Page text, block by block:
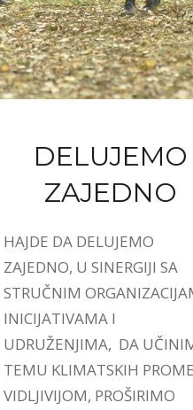
DELUJEMO
ZAJEDNO
HAJDE DA DELUJEMO
ZAJEDNO, U SINERGIJI SA
STRUČNIM
INICIJATIVAMA I
UDRUŽENJIMA, DA
TEMU KLIMATSKIH
VIDLJIVIJOM, PROŠIRIMO